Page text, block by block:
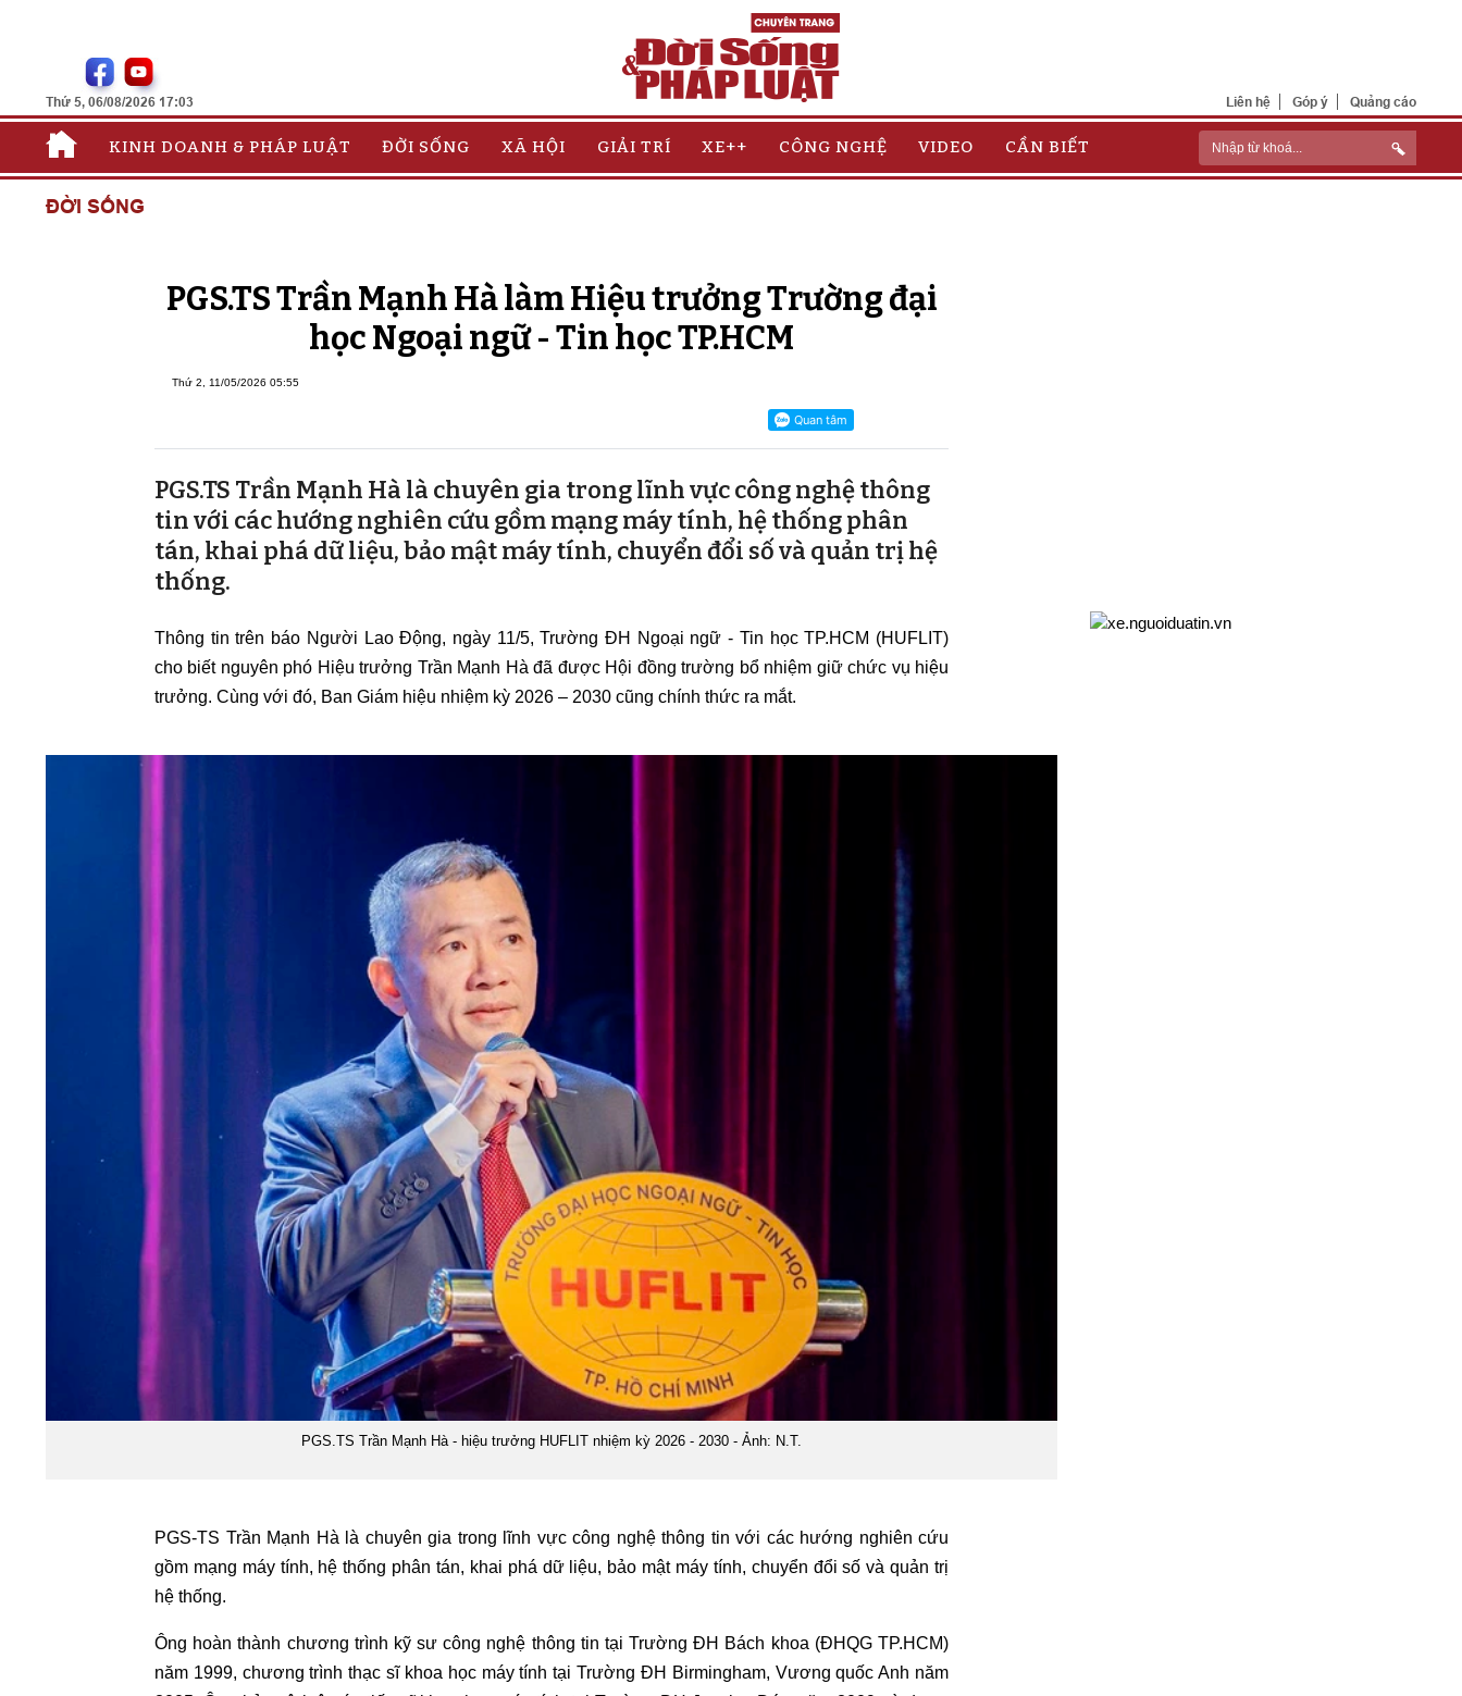
Thứ 5, 06/08/2026 17:03 Liên hệ Góp ý Quảng cáo
KINH DOANH & PHÁP LUẬT ĐỜI SỐNG XÃ HỘI GIẢI TRÍ XE++ CÔNG NGHỆ VIDEO CẦN BIẾT
ĐỜI SỐNG
PGS.TS Trần Mạnh Hà làm Hiệu trưởng Trường đại
học Ngoại ngữ - Tin học TP.HCM
Thứ 2, 11/05/2026 05:55
PGS.TS Trần Mạnh Hà là chuyên gia trong lĩnh vực công nghệ thông
tin với các hướng nghiên cứu gồm mạng máy tính, hệ thống phân
tán, khai phá dữ liệu, bảo mật máy tính, chuyển đổi số và quản trị hệ
thống.
Thông tin trên báo Người Lao Động, ngày 11/5, Trường ĐH Ngoại ngữ - Tin học TP.HCM (HUFLIT)
cho biết nguyên phó Hiệu trưởng Trần Mạnh Hà đã được Hội đồng trường bổ nhiệm giữ chức vụ hiệu
trưởng. Cùng với đó, Ban Giám hiệu nhiệm kỳ 2026 – 2030 cũng chính thức ra mắt.
PGS.TS Trần Mạnh Hà - hiệu trưởng HUFLIT nhiệm kỳ 2026 - 2030 - Ảnh: N.T.
PGS-TS Trần Mạnh Hà là chuyên gia trong lĩnh vực công nghệ thông tin với các hướng nghiên cứu
gồm mạng máy tính, hệ thống phân tán, khai phá dữ liệu, bảo mật máy tính, chuyển đổi số và quản trị
hệ thống.
Ông hoàn thành chương trình kỹ sư công nghệ thông tin tại Trường ĐH Bách khoa (ĐHQG TP.HCM)
năm 1999, chương trình thạc sĩ khoa học máy tính tại Trường ĐH Birmingham, Vương quốc Anh năm